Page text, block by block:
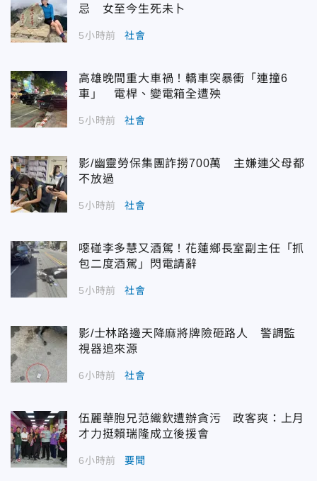
忌 女至今生死未卜
5小時前 社會
高雄晚間重大車禍！轎車突暴衝「連撞6
車」 電桿、變電箱全遭殃
5小時前 社會
影/幽靈勞保集團詐撈700萬 主嫌連父母都
不放過
5小時前 社會
噁碰李多慧又酒駕！花蓮鄉長室副主任「抓
包二度酒駕」閃電請辭
5小時前 社會
影/士林路邊天降麻將牌險砸路人 警調監
視器追來源
6小時前 社會
伍麗華胞兄范織欽遭辦貪污 政客爽：上月
才力挺賴瑞隆成立後援會
6小時前 要聞